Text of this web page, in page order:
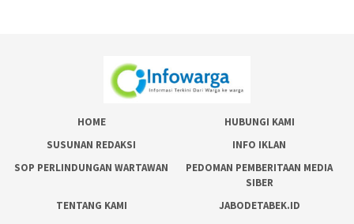
HOME
HUBUNGI KAMI
SUSUNAN REDAKSI
INFO IKLAN
SOP PERLINDUNGAN WARTAWAN
PEDOMAN PEMBERITAAN MEDIA
SIBER
TENTANG KAMI
JABODETABEK.ID